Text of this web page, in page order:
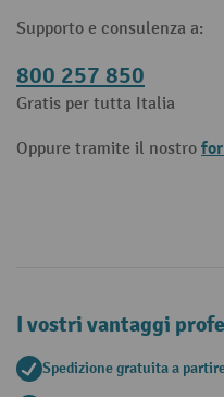
Supporto e consulenza a:
800 257 850
Gratis per tutta Italia
Oppure tramite il nostro
I vostri vantaggi
Spedizione gratuita a